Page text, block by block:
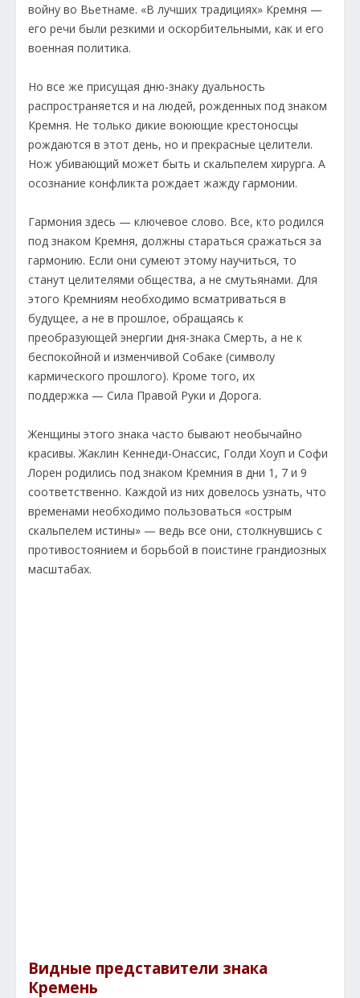
войну во Вьетнаме. «В лучших традициях» Кремня —
его речи были резкими и оскорбительными, как и его
военная политика.
Но все же присущая дню-знаку дуальность
распространяется и на людей, рожденных под знаком
Кремня. Не только дикие воюющие крестоносцы
рождаются в этот день, но и прекрасные целители.
Нож убивающий может быть и скальпелем хирурга. А
осознание конфликта рождает жажду гармонии.
Гармония здесь — ключевое слово. Все, кто родился
под знаком Кремня, должны стараться сражаться за
гармонию. Если они сумеют этому научиться, то
станут целителями общества, а не смутьянами. Для
этого Кремниям необходимо всматриваться в
будущее, а не в прошлое, обращаясь к
преобразующей энергии дня-знака Смерть, а не к
беспокойной и изменчивой Собаке (символу
кармического прошлого). Кроме того, их
поддержка — Сила Правой Руки и Дорога.
Женщины этого знака часто бывают необычайно
красивы. Жаклин Кеннеди-Онассис, Голди Хоуп и Софи
Лорен родились под знаком Кремния в дни 1, 7 и 9
соответственно. Каждой из них довелось узнать, что
временами необходимо пользоваться «острым
скальпелем истины» — ведь все они, столкнувшись с
противостоянием и борьбой в поистине грандиозных
масштабах.
Видные представители знака
Кремень